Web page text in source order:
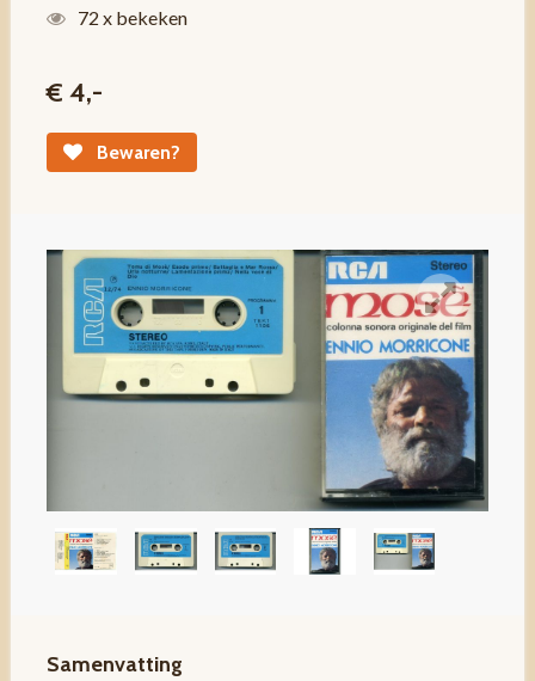
72 x bekeken
€ 4,-
Bewaren?
Samenvatting